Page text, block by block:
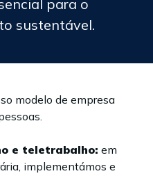
para o
sustentável.
modelo de empresa
e teletrabalho: em
implementámos e